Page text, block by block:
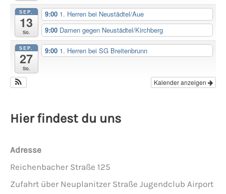
SEP.
13
So.
9:00 1. Herren bei Neustädtel/Aue
9:00 Damen gegen Neustädtel/Kirchberg
SEP.
27
So.
9:00 1. Herren bei SG Breitenbrunn
Kalender anzeigen
Hier findest du uns
Adresse
Reichenbacher Straße 125
Zufahrt über Neuplanitzer Straße Jugendclub Airport